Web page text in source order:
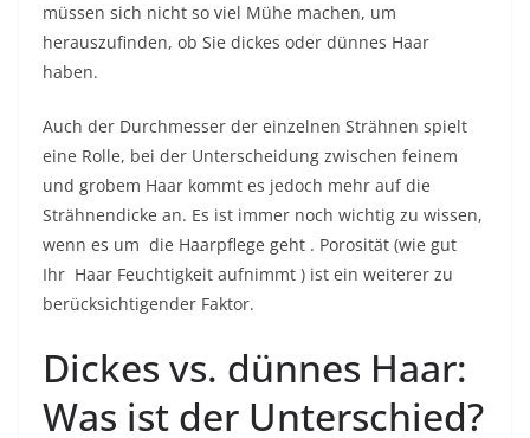
müssen sich nicht so viel Mühe machen, um
herauszufinden, ob Sie dickes oder dünnes Haar
haben.
Auch der Durchmesser der einzelnen Strähnen spielt
eine Rolle, bei der Unterscheidung zwischen feinem
und grobem Haar kommt es jedoch mehr auf die
Strähnendicke an. Es ist immer noch wichtig zu wissen,
wenn es um die Haarpflege geht . Porosität (wie gut
Ihr Haar Feuchtigkeit aufnimmt ) ist ein weiterer zu
berücksichtigender Faktor.
Dickes vs. dünnes Haar:
Was ist der Unterschied?